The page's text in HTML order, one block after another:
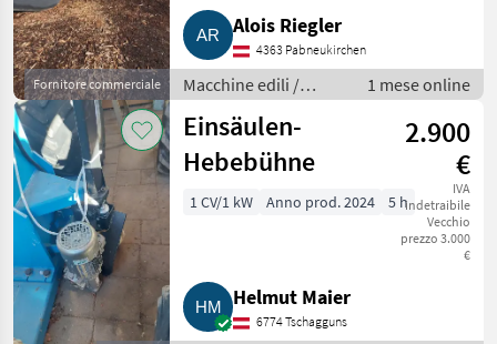
Fornitore commerciale
Alois Riegler
4363 Pabneukirchen
Macchine edili /
Caricatori telescopici
1 mese online
Einsäulen-
Hebebühne
2.900
€
IVA
indetraibile
Vecchio
prezzo 3.000
€
1 CV/1 kW Anno prod. 2024 5 h
Helmut Maier
6774 Tschagguns